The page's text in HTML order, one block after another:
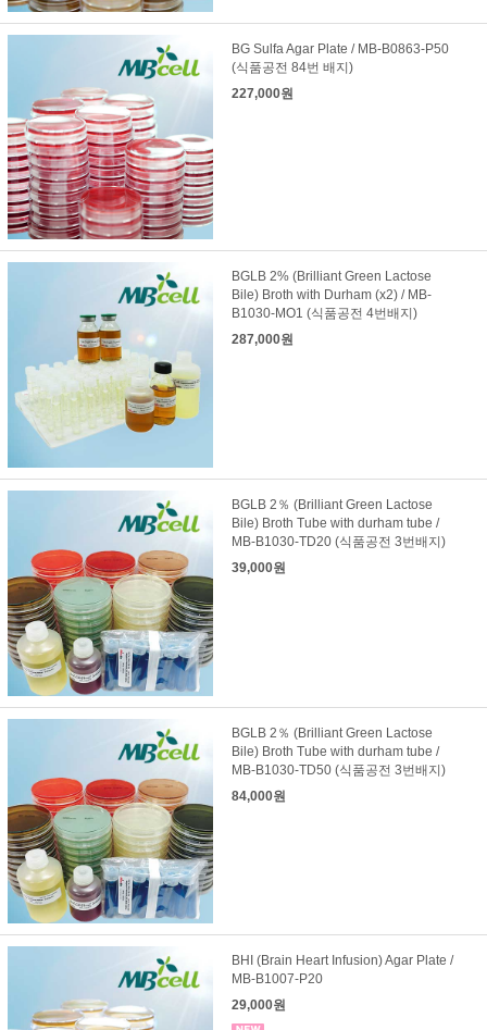
BG Sulfa Agar Plate / MB-B0863-P50
(식품공전 84번 배지)
227,000원
BGLB 2% (Brilliant Green Lactose
Bile) Broth with Durham (x2) / MB-
B1030-MO1 (식품공전 4번배지)
287,000원
BGLB 2％ (Brilliant Green Lactose
Bile) Broth Tube with durham tube /
MB-B1030-TD20 (식품공전 3번배지)
39,000원
BGLB 2％ (Brilliant Green Lactose
Bile) Broth Tube with durham tube /
MB-B1030-TD50 (식품공전 3번배지)
84,000원
BHI (Brain Heart Infusion) Agar Plate /
MB-B1007-P20
29,000원